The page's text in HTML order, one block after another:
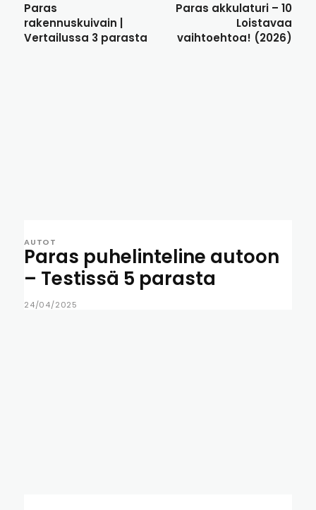
Paras
rakennuskuivain |
Vertailussa 3 parasta
Paras akkulaturi – 10
Loistavaa
vaihtoehtoa! (2026)
AUTOT
Paras puhelinteline autoon
– Testissä 5 parasta
24/04/2025